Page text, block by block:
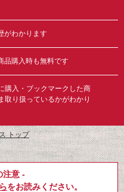
がわかります
品購入時も無料です
購入・ブックマークした商
取り扱っているかがわかり
トップ
注意 -
をお読みください。